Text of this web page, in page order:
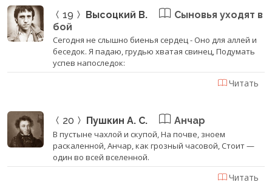
19 Высоцкий В.
Сыновья уходят в
бой
Сегодня не слышно биенья сердец - Оно для аллей и
беседок. Я падаю, грудью хватая свинец, Подумать
успев напоследок:
Читать
20 Пушкин А. С. Анчар
В пустыне чахлой и скупой, На почве, зноем
раскаленной, Анчар, как грозный часовой, Стоит —
один во всей вселенной.
Читать